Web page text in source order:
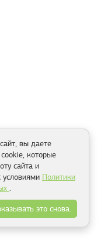
вы даете
которые
сайта и
условиями Политики
.
это снова.